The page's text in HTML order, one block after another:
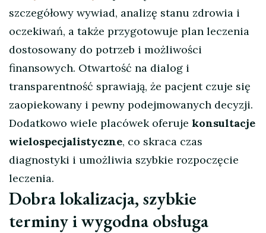
szczegółowy wywiad, analizę stanu zdrowia i
oczekiwań, a także przygotowuje plan leczenia
dostosowany do potrzeb i możliwości
finansowych. Otwartość na dialog i
transparentność sprawiają, że pacjent czuje się
zaopiekowany i pewny podejmowanych decyzji.
Dodatkowo wiele placówek oferuje konsultacje
wielospecjalistyczne, co skraca czas
diagnostyki i umożliwia szybkie rozpoczęcie
leczenia.
Dobra lokalizacja, szybkie
terminy i wygodna obsługa